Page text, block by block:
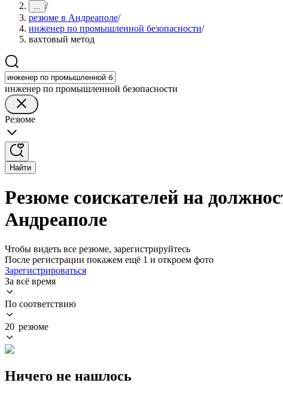
... /
резюме в Андреаполе/
инженер по промышленной безопасности/
вахтовый метод
инженер по промышленной безопасности
Резюме
Найти
Резюме соискателей на
Андреаполе
Чтобы видеть все резюме, зарегистрируйтесь
После регистрации покажем ещё 1 и откроем фото
Зарегистрироваться
За всё время
По соответствию
20 резюме
Ничего не нашлось